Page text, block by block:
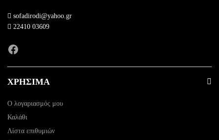
sofadirodi@yahoo.gr
22410 03609
Facebook
ΧΡΗΣΙΜΑ
Ο λογαριασμός μου
Καλάθι
Λίστα επιθυμιών